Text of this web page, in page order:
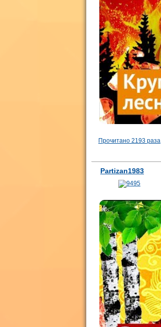
Прочитано 2193 раза
Partizan1983